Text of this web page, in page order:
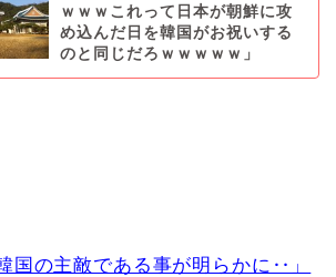
ｗｗｗこれって日本が朝鮮に攻
め込んだ日を韓国がお祝いする
のと同じだろｗｗｗｗｗ」
国の主敵である事が明らかに‥」